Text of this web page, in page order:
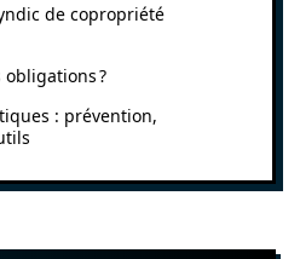
de copropriété
obligations ?
: prévention,